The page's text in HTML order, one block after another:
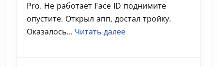
Pro. Не работает Face ID поднимите
опустите. Открыл апп, достал тройку.
Оказалось... Читать далее